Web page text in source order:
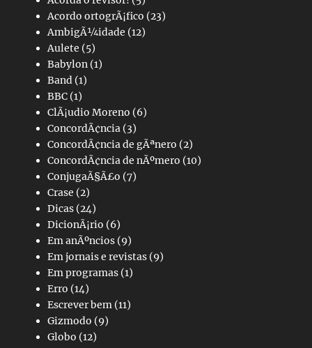
Acordo ortogrÃ¡fico (23)
AmbigÃ¼idade (12)
Aulete (5)
Babylon (1)
Band (1)
BBC (1)
ClÃ¡udio Moreno (6)
ConcordÃ¢ncia (3)
ConcordÃ¢ncia de gÃªnero (2)
ConcordÃ¢ncia de nÃºmero (10)
ConjugaÃ§Ã£o (7)
Crase (2)
Dicas (24)
DicionÃ¡rio (6)
Em anÃºncios (9)
Em jornais e revistas (9)
Em programas (1)
Erro (14)
Escrever bem (11)
Gizmodo (9)
Globo (12)